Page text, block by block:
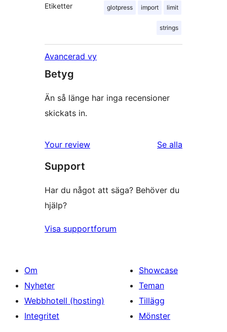
Etiketter glotpress import limit
strings
Avancerad vy
Betyg
Än så länge har inga recensioner
skickats in.
Your review Se alla
Support
Har du något att säga? Behöver du
hjälp?
Visa supportforum
Om
Nyheter
Webbhotell (hosting)
Integritet
Showcase
Teman
Tillägg
Mönster